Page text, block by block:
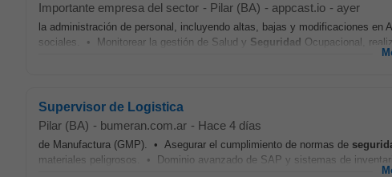
Importante empresa del sector - Pilar (BA) - appcast.io - ayer
la administración de personal, incluyendo altas, bajas y modificaciones
sociales. • Monitorear la gestión de Salud y Seguridad Ocupacional,
Supervisor de Logistica
Pilar (BA) - bumeran.com.ar - Hace 4 días
de Manufactura (GMP). • Asegurar el cumplimiento de normas de
materiales peligrosos. • Dominio avanzado de SAP y sistemas de